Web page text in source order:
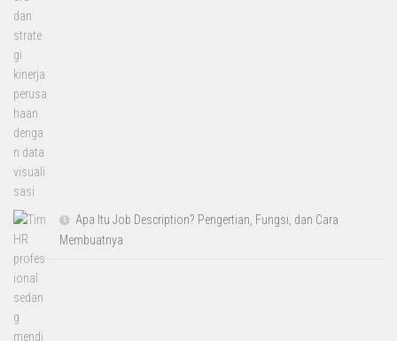
Apa Itu Job Description? Pengertian, Fungsi, dan Cara
Membuatnya